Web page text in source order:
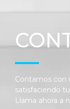
Contamos con
satisfaciendo
Llama ahora a